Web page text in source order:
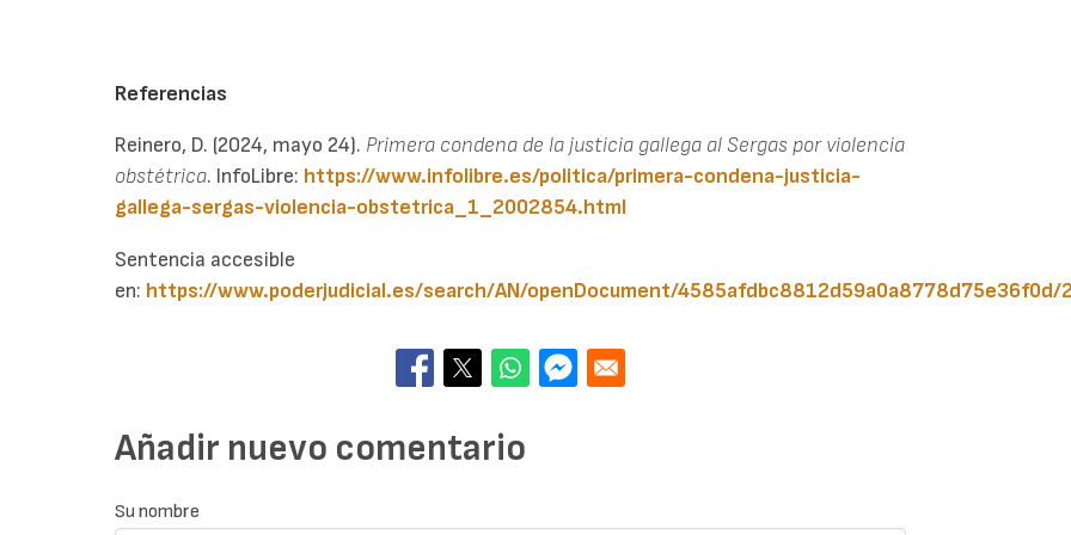
Referencias
Reinero, D. (2024, mayo 24). Primera condena de la justicia gallega al Sergas por violencia
obstétrica. InfoLibre: https://www.infolibre.es/politica/primera-condena-justicia-
gallega-sergas-violencia-obstetrica_1_2002854.html
Sentencia accesible
en: https://www.poderjudicial.es/search/AN/openDocument/4585afdbc8812d59a0a8778d75e36f0d/
Añadir nuevo comentario
Su nombre